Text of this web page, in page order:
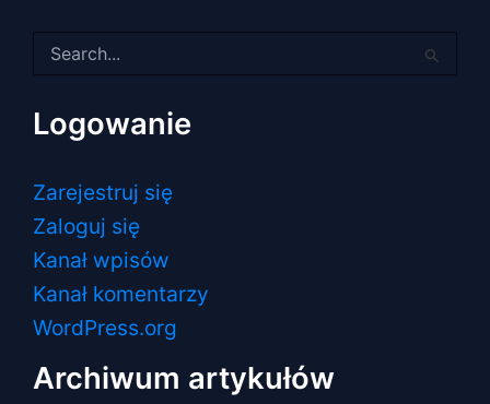
dla:
Logowanie
Zarejestruj się
Zaloguj się
Kanał wpisów
Kanał komentarzy
WordPress.org
Archiwum artykułów